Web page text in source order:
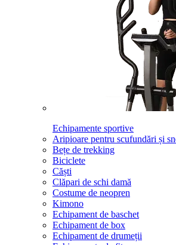
Echipamente sportive
Aripioare pentru scufundări și
Bețe de trekking
Biciclete
Căști
Clăpari de schi damă
Costume de neopren
Kimono
Echipament de baschet
Echipament de box
Echipament de drumeții